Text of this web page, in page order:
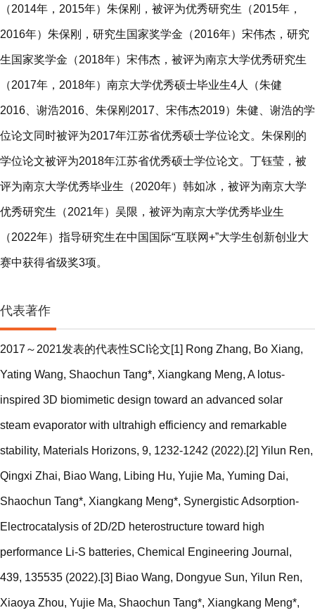
（2014年，2015年）朱保刚，被评为优秀研究生（2015年，
2016年）朱保刚，研究生国家奖学金（2016年）宋伟杰，研究
生国家奖学金（2018年）宋伟杰，被评为南京大学优秀研究生
（2017年，2018年）南京大学优秀硕士毕业生4人（朱健
2016、谢浩2016、朱保刚2017、宋伟杰2019）朱健、谢浩的学
位论文同时被评为2017年江苏省优秀硕士学位论文。朱保刚的
学位论文被评为2018年江苏省优秀硕士学位论文。丁钰莹，被
评为南京大学优秀毕业生（2020年）韩如冰，被评为南京大学
优秀研究生（2021年）吴限，被评为南京大学优秀毕业生
（2022年）指导研究生在中国国际“互联网+”大学生创新创业大
赛中获得省级奖3项。
代表著作
2017～2021发表的代表性SCI论文[1] Rong Zhang, Bo Xiang,
Yating Wang, Shaochun Tang*, Xiangkang Meng, A lotus-
inspired 3D biomimetic design toward an advanced solar
steam evaporator with ultrahigh efficiency and remarkable
stability, Materials Horizons, 9, 1232-1242 (2022).[2] Yilun Ren,
Qingxi Zhai, Biao Wang, Libing Hu, Yujie Ma, Yuming Dai,
Shaochun Tang*, Xiangkang Meng*, Synergistic Adsorption-
Electrocatalysis of 2D/2D heterostructure toward high
performance Li-S batteries, Chemical Engineering Journal,
439, 135535 (2022).[3] Biao Wang, Dongyue Sun, Yilun Ren,
Xiaoya Zhou, Yujie Ma, Shaochun Tang*, Xiangkang Meng*,